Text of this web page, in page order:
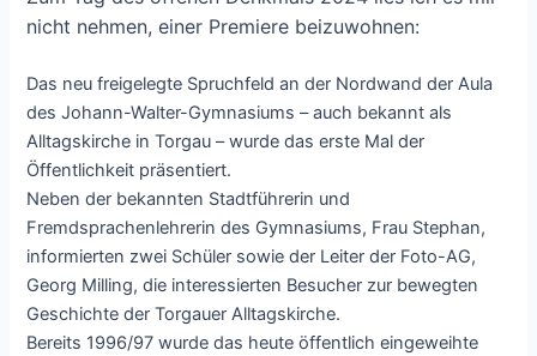
nicht nehmen, einer Premiere beizuwohnen:
Das neu freigelegte Spruchfeld an der Nordwand der Aula
des Johann-Walter-Gymnasiums – auch bekannt als
Alltagskirche in Torgau – wurde das erste Mal der
Öffentlichkeit präsentiert.
Neben der bekannten Stadtführerin und
Fremdsprachenlehrerin des Gymnasiums, Frau Stephan,
informierten zwei Schüler sowie der Leiter der Foto-AG,
Georg Milling, die interessierten Besucher zur bewegten
Geschichte der Torgauer Alltagskirche.
Bereits 1996/97 wurde das heute öffentlich eingeweihte